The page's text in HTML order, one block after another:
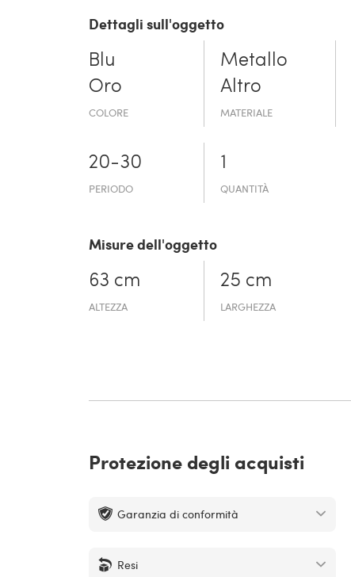
Dettagli sull'oggetto
Blu
Oro
COLORE
Metallo
Altro
MATERIALE
20-30
PERIODO
1
QUANTITÀ
Misure dell'oggetto
63 cm
ALTEZZA
25 cm
LARGHEZZA
Protezione degli acquisti
Garanzia di conformità
Resi